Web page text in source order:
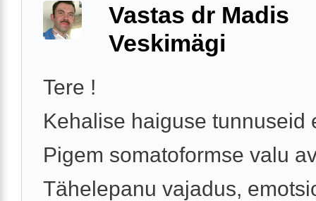
Vastas dr Madis
Veskimägi
Tere !
Kehalise haiguse tunnuseid
Pigem somatoformse valu
Tähelepanu vajadus,